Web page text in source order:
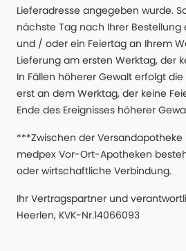
Lieferadresse angegeben wurde.
nächste Tag nach Ihrer Bestellung
und / oder ein Feiertag an Ihrem
Lieferung am ersten Werktag, der
In Fällen höherer Gewalt erfolgt
erst an dem Werktag, der keine
Ende des Ereignisses höherer
***Zwischen der
medpex Vor-Ort-Apotheken
oder wirtschaftliche Verbindung.
Ihr Vertragspartner und
Heerlen, KVK-Nr.14066093